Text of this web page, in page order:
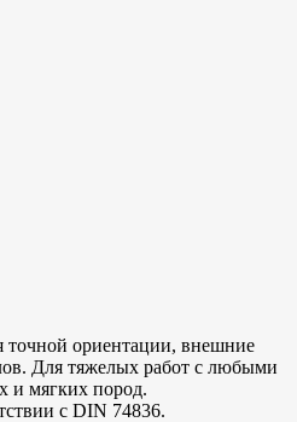
точной ориентации, внешние
Для тяжелых работ с любыми
и мягких пород.
с DIN 74836.